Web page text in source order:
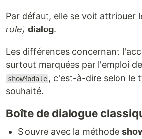
Par défaut, elle se voit attribuer
role) dialog.
Les différences concernant
surtout marquées par l'emploi de
showModale , c'est-à-dire selon le
souhaité.
Boîte de dialogue
S'ouvre avec la méthode